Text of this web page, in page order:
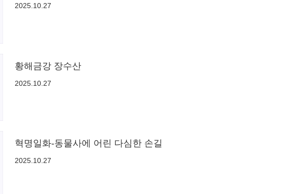
2025.10.27
황해금강 장수산
2025.10.27
혁명일화-동물사에 어린 다심한 손길
2025.10.27